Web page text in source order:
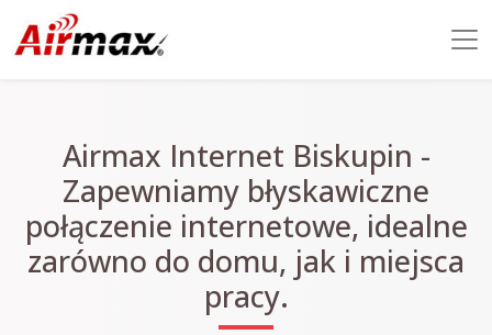
Airmax Internet Biskupin -
Zapewniamy błyskawiczne
połączenie internetowe, idealne
zarówno do domu, jak i miejsca
pracy.